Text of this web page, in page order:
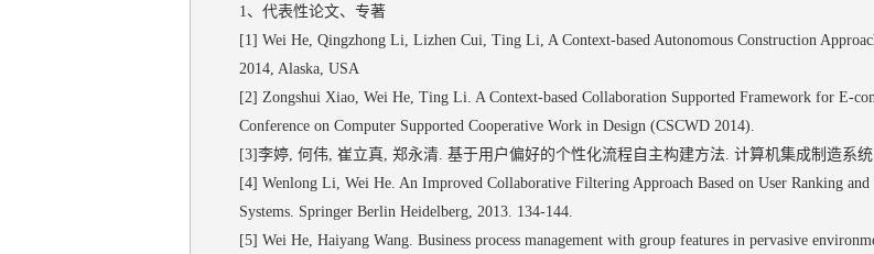
1、代表性论文、专著
[1] Wei He, Qingzhong Li, Lizhen Cui, Ting Li, A Context-based Autonomous Construction
2014, Alaska, USA
[2] Zongshui Xiao, Wei He, Ting Li. A Context-based Collaboration Supported Framework for E-
Conference on Computer Supported Cooperative Work in Design (CSCWD 2014).
[3]李婷, 何伟, 崔立真, 郑永清. 基于用户偏好的个性化流程自主构建方法. 计算机集成制造系统
[4] Wenlong Li, Wei He. An Improved Collaborative Filtering Approach Based on User Ranking
Systems. Springer Berlin Heidelberg, 2013. 134‐144.
[5] Wei He, Haiyang Wang. Business process management with group features in pervasive